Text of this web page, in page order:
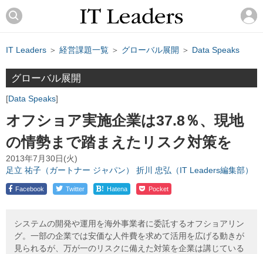
IT Leaders ＞ 経営課題一覧 ＞ グローバル展開 ＞ Data Speaks
グローバル展開
Data Speaks
オフショア実施企業は37.8％、現地
の情勢まで踏まえたリスク対策を
2013年7月30日(火)
足立 祐子（ガートナー ジャパン）
折川 忠弘（IT Leaders編集部）
Facebook Twitter ! Hatena Pocket
システムの開発や運用を海外事業者に委託するオフショアリン
グ。一部の企業では安価な人件費を求めて活用を広げる動きが
見られるが、万が一のリスクに備えた対策を企業は講じている